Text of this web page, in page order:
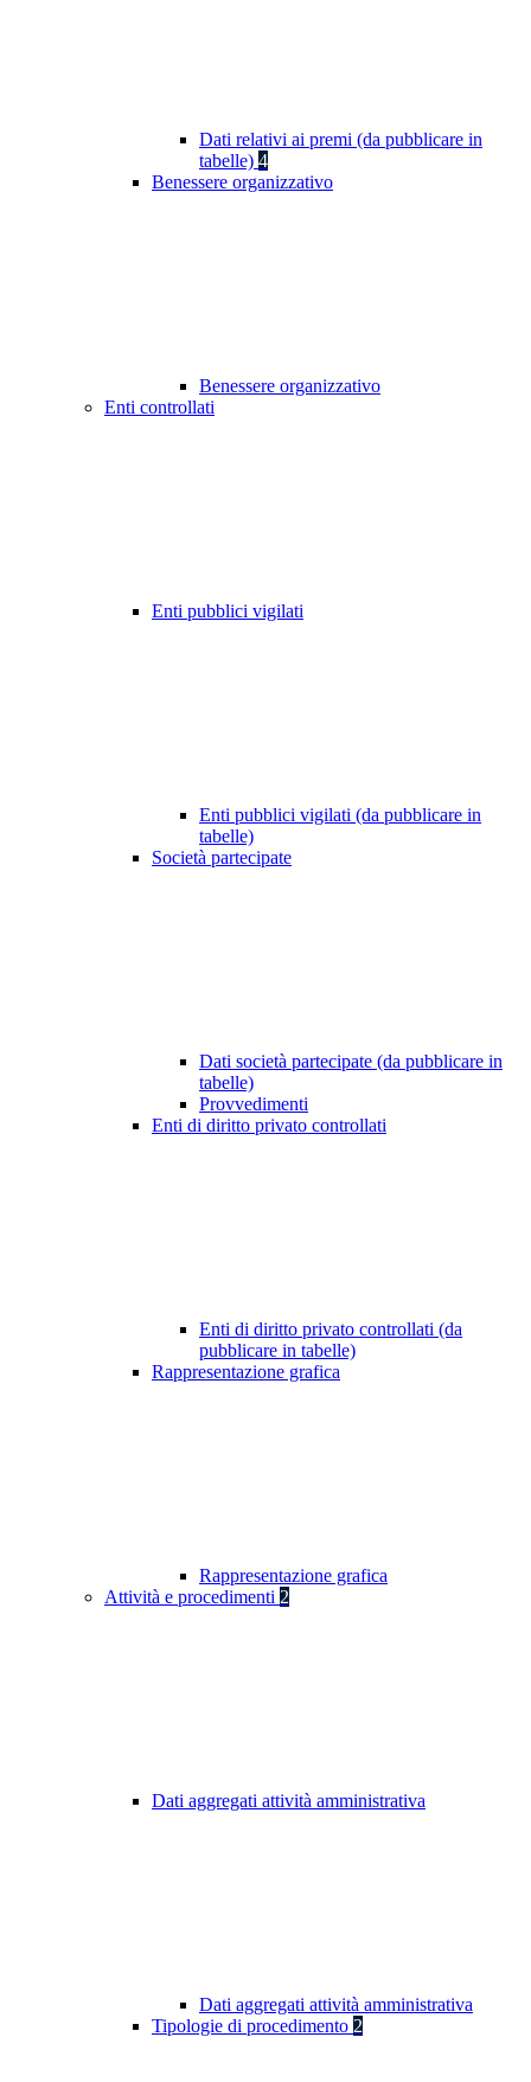
Dati relativi ai premi (da pubblicare in
tabelle) 4
Benessere organizzativo
Benessere organizzativo
Enti controllati
Enti pubblici vigilati
Enti pubblici vigilati (da pubblicare in
tabelle)
Società partecipate
Dati società partecipate (da pubblicare in
tabelle)
Provvedimenti
Enti di diritto privato controllati
Enti di diritto privato controllati (da
pubblicare in tabelle)
Rappresentazione grafica
Rappresentazione grafica
Attività e procedimenti 2
Dati aggregati attività amministrativa
Dati aggregati attività amministrativa
Tipologie di procedimento 2